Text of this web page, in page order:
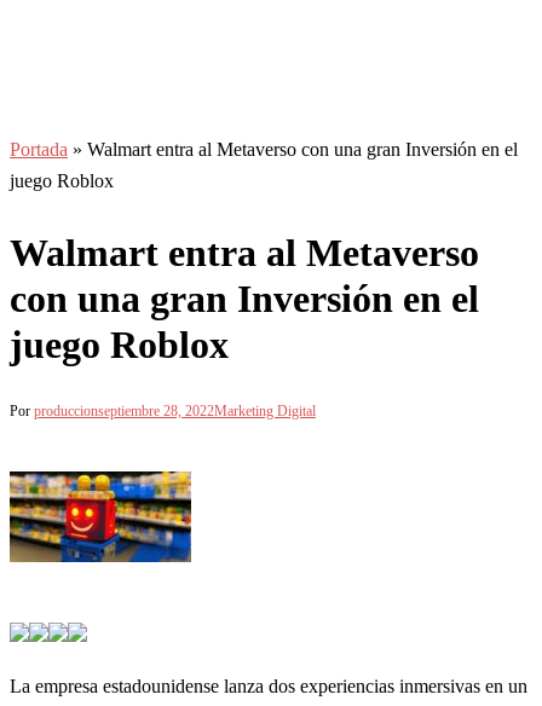
Portada » Walmart entra al Metaverso con una gran Inversión en el
juego Roblox
Walmart entra al Metaverso
con una gran Inversión en el
juego Roblox
Por produccionseptiembre 28, 2022Marketing Digital
La empresa estadounidense lanza dos experiencias inmersivas en un